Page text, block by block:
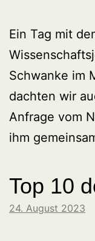
Ein Tag mit
Schwanke im
dachten wir
Anfrage vom
ihm
Top 10
24. August 2023